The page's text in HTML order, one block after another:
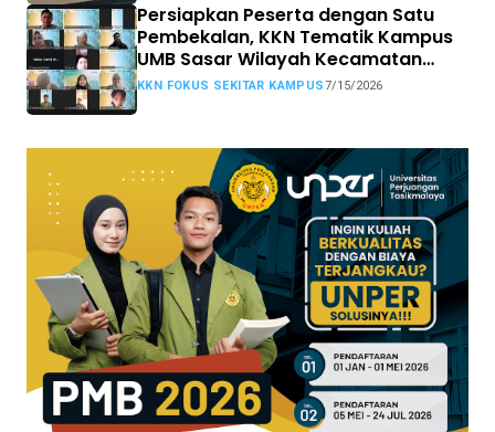
Persiapkan Peserta dengan Satu
Pembekalan, KKN Tematik Kampus
UMB Sasar Wilayah Kecamatan
Sekitar Kampus
KKN FOKUS SEKITAR KAMPUS7/15/2026